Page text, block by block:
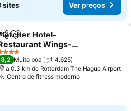
sites Ver preços
Adicionar aos favoritos
Hotel-
Wings-
Estrelas
8,2 Muito boa
4.625
a 0.3 km de Rotterdam The Hague Airport
Centro de fitness moderno